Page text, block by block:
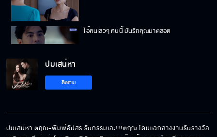
ไอ้คนเลวๆ คนนี้ มันรักคุณมาตลอด
เจอกันอีกครั้ง รู้สึกยังไงบ้าง
ปมเสน่หา
ติดตาม
ปมเสน่หา ตฤณ-พิมพ์อัปสร รับกรรมเละ!!!ตฤณ โดนแฉกลางงานรับรางวัล